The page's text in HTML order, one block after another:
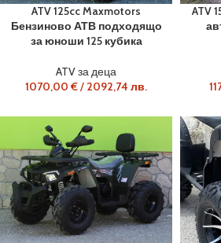
ATV 125cc Maxmotors
Бензиново АТВ подходящо
за юноши 125 кубика
ATV за деца
1070,00 €/ 2092,74 лв.
ATV